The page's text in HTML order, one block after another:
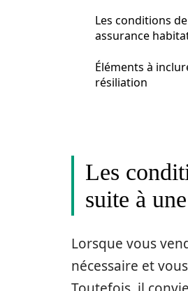
Les conditions
assurance
Éléments à
résiliation
Les
suite à
Lorsque vous
nécessaire et